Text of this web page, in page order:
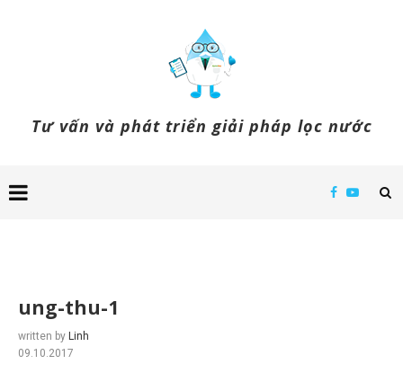
Tư vấn và phát triển giải pháp lọc nước
ung-thu-1
written by Linh
09.10.2017